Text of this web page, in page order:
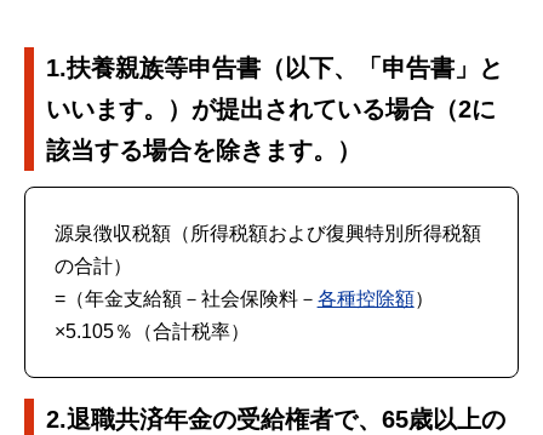
1.扶養親族等申告書（以下、「申告書」と
いいます。）が提出されている場合（2に
該当する場合を除きます。）
源泉徴収税額（所得税額および復興特別所得税額
の合計）
=（年金支給額－社会保険料－ 各種控除額）
×5.105％（合計税率）
2.退職共済年金の受給権者で、65歳以上の